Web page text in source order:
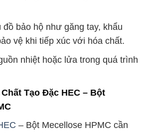
đồ bảo hộ như găng tay, khẩu
vệ khi tiếp xúc với hóa chất.
nhiệt hoặc lửa trong quá trình
Tạo Đặc HEC – Bột
– Bột Mecellose HPMC cần